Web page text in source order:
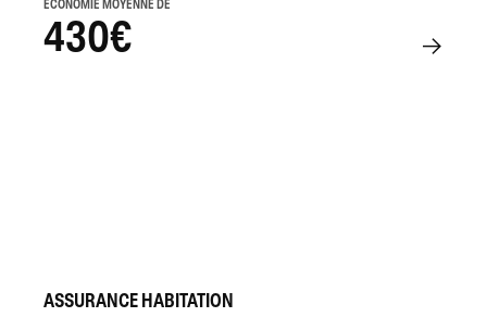
ÉCONOMIE MOYENNE DE
430€
ASSURANCE HABITATION